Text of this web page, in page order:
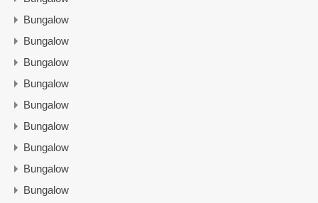
Bungalow
Bungalow
Bungalow
Bungalow
Bungalow
Bungalow
Bungalow
Bungalow
Bungalow